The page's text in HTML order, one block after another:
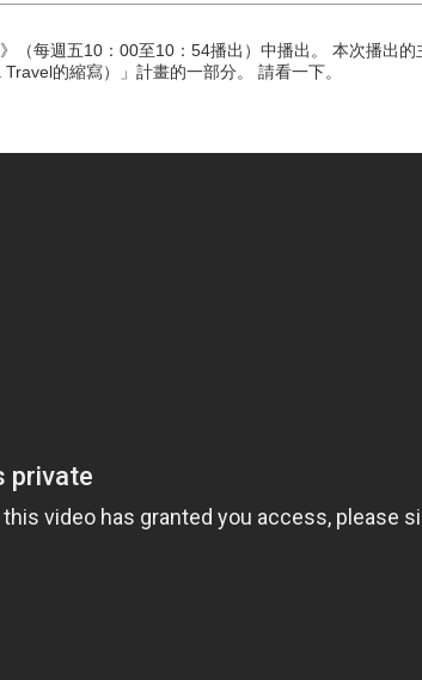
（每週五10：00至10：54播出）中播出。 本次播出
的縮寫）」計畫的一部分。 請看一下。